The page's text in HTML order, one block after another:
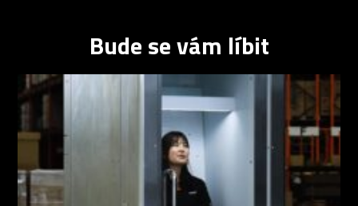
Bude se vám líbit